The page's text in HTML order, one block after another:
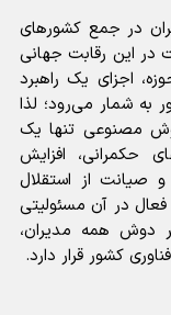
در جمع کشور‌های
در این رقابت جهانی
اجزای یک راهبرد
به شمار می‌رود؛ لذا
مصنوعی تنها یک
حکمرانی، افزایش
صیانت از استقلال
فعال در آن مسئولیتی
دوش همه مدیران،
کشور قرار دارد.